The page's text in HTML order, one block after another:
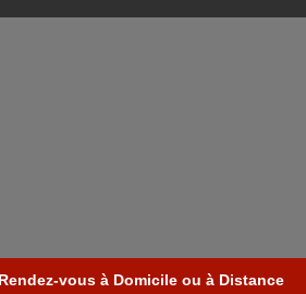
Rendez-vous à Domicile ou à Distance